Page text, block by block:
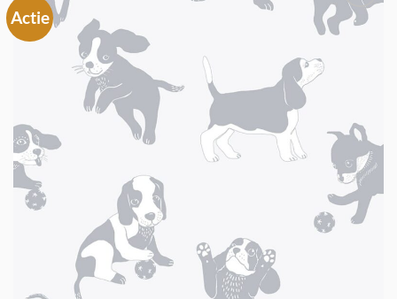
Actie
Toevoegen
aan
verlanglijst